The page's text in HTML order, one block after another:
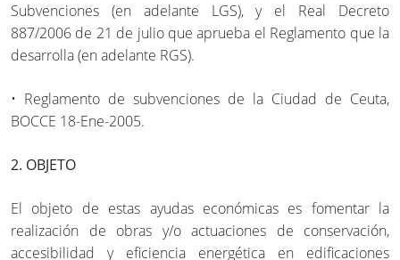
Subvenciones (en adelante LGS), y el Real Decreto
887/2006 de 21 de julio que aprueba el Reglamento que la
desarrolla (en adelante RGS).
• Reglamento de subvenciones de la Ciudad de Ceuta,
BOCCE 18-Ene-2005.
2. OBJETO
El objeto de estas ayudas económicas es fomentar la
realización de obras y/o actuaciones de conservación,
accesibilidad y eficiencia energética en edificaciones